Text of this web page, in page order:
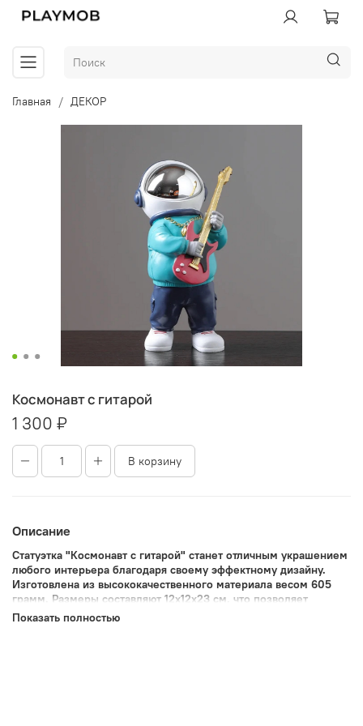
Главная ДЕКОР
Космонавт с гитарой
1 300 ₽
В корзину
Описание
Статуэтка "Космонавт с гитарой" станет отличным украшением
любого интерьера благодаря своему эффектному дизайну.
Изготовлена из высококачественного материала весом 605
грамм. Размеры составляют 12x12x23 см, что позволяет
разместить её практически в любом месте дома или офиса.
Показать полностью